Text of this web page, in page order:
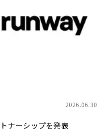
2026.06.30
ナーシップを発表